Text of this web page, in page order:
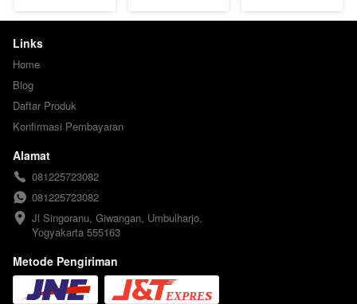
Links
Home
Blog
Daftar Produk
Konfirmasi Pembayaran
Alamat
081225723082
081225723082
Jl Singoranu, Giwangan, Umbulharjo,
Yogyakarta 555163
Metode Pengiriman